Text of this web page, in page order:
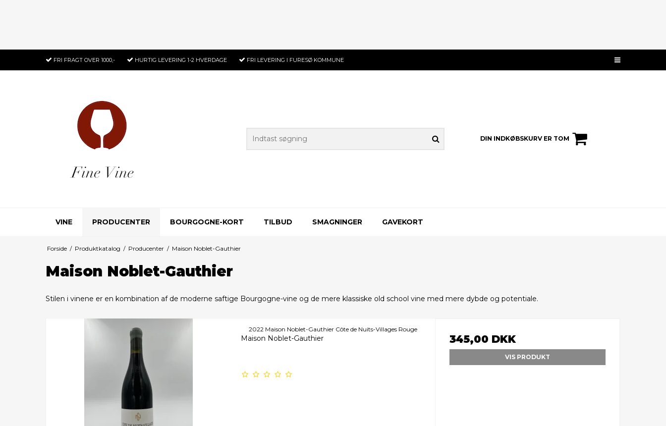
FRI FRAGT OVER 1000,- HURTIG LEVERING 1-2 HVERDAGE FRI LEVERING I FURESØ KOMMUNE
DIN INDKØBSKURV ER TOM
VINE PRODUCENTER BOURGOGNE-KORT TILBUD SMAGNINGER GAVEKORT
Forside / Produktkatalog / Producenter / Maison Noblet-Gauthier
Maison Noblet-Gauthier
Stilen i vinene er en kombination af de moderne saftige Bourgogne-vine og de mere klassiske old school vine med mere dybde og potentiale.
2022 Maison Noblet-Gauthier Côte de Nuits-Villages Rouge
Maison Noblet-Gauthier 345,00 DKK
VIS PRODUKT